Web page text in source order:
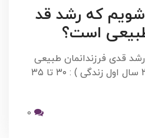
که رشد قد
است؟
قدی فرزندانمان طبیعی
است؟ در شیرخوارگی ( ۲ سال اول زندگی ) : ۳۰ تا ۳۵